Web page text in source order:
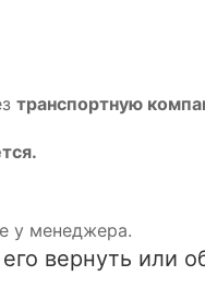
транспортную
у менеджера.
вернуть или